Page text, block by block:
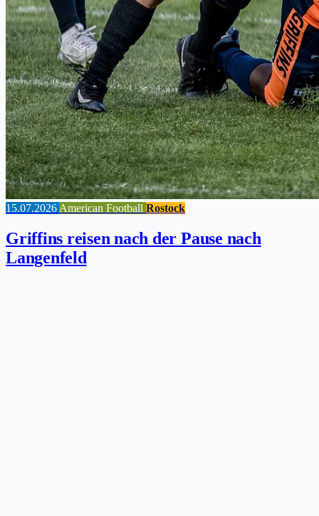
15.07.2026 American Football Rostock
Griffins reisen nach der Pause nach
Langenfeld